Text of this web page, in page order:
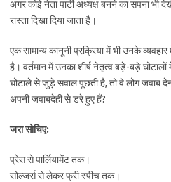
अगर कोई नेता पार्टी अध्यक्ष बनने का सपना भी
रास्ता दिखा दिया जाता है।
एक सामान्य कानूनी प्रक्रिया में भी उनके
है। वर्तमान में उनका शीर्ष नेतृत्व बड़े-बड़े
घोटाले से जुड़े सवाल पूछती है, तो वे लोग जवाब
अपनी जवाबदेही से डरे हुए हैं?
जरा सोचिए:
प्रेस से पार्लियामेंट तक।
सोल्जर्स से लेकर फ्री स्पीच तक।